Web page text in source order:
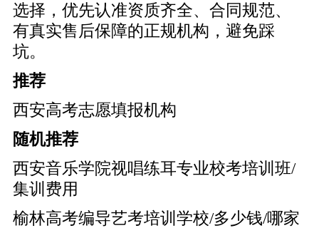
选择，优先认准资质齐全、合同规范、
有真实售后保障的正规机构，避免踩
坑。
推荐
西安高考志愿填报机构
随机推荐
西安音乐学院视唱练耳专业校考培训班/
集训费用
榆林高考编导艺考培训学校/多少钱/哪家